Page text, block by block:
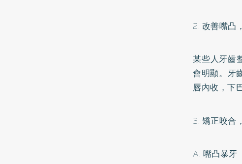
2. 改善嘴凸
某些人牙齒
會明顯。牙
唇內收，下
3. 矯正咬合
A. 嘴凸暴牙